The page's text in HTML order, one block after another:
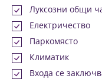
Луксозни общи
Електричество
Паркомясто
Климатик
Входа се